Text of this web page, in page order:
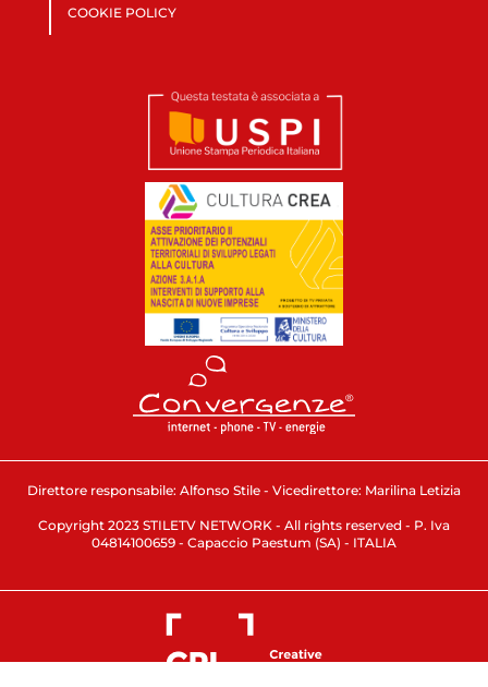
COOKIE POLICY
Direttore responsabile: Alfonso Stile - Vicedirettore: Marilina Letizia
Copyright 2023 STILETV NETWORK - All rights reserved - P. Iva
04814100659 - Capaccio Paestum (SA) - ITALIA